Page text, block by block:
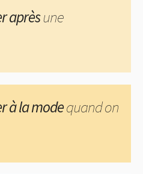
aprèsune
à la modequand on